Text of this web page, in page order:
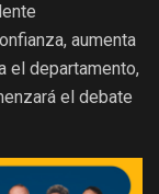
aumenta
el departamento,
el debate